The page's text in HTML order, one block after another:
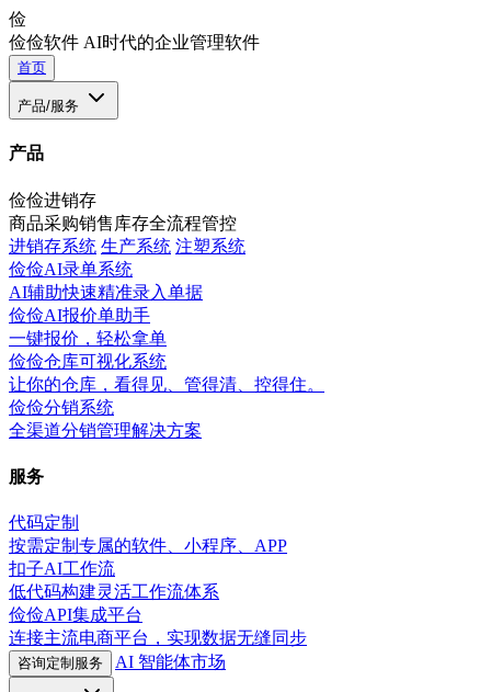
俭
俭俭软件 AI时代的企业管理软件
首页
产品/服务
产品
俭俭进销存
商品采购销售库存全流程管控
进销存系统 生产系统 注塑系统
俭俭AI录单系统
AI辅助快速精准录入单据
俭俭AI报价单助手
一键报价，轻松拿单
俭俭仓库可视化系统
让你的仓库，看得见、管得清、控得住。
俭俭分销系统
全渠道分销管理解决方案
服务
代码定制
按需定制专属的软件、小程序、APP
扣子AI工作流
低代码构建灵活工作流体系
俭俭API集成平台
连接主流电商平台，实现数据无缝同步
咨询定制服务 AI 智能体市场